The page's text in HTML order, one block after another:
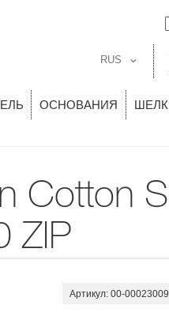
RUS
ОСНОВАНИЯ ШЕЛК
ZIP
Артикул: 00-00023009